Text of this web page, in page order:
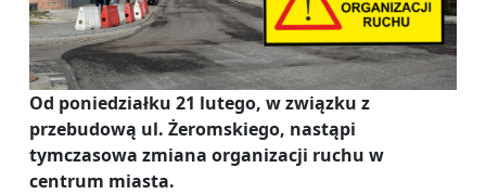
Od poniedziałku 21 lutego, w związku z
przebudową ul. Żeromskiego, nastąpi
tymczasowa zmiana organizacji ruchu w
centrum miasta.